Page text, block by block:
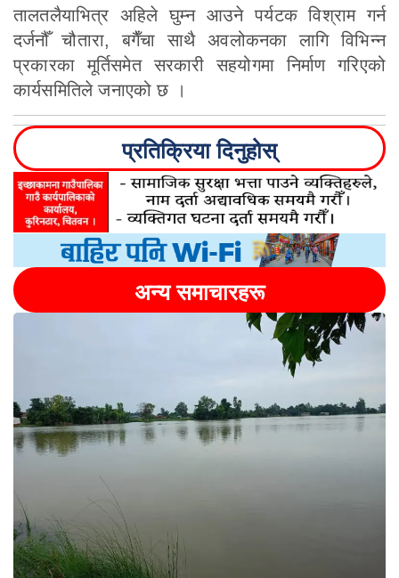
तालतलैयाभित्र अहिले घुम्न आउने पर्यटक विश्राम गर्न
दर्जनौँ चौतारा, बगैँचा साथै अवलोकनका लागि विभिन्न
प्रकारका मूर्तिसमेत सरकारी सहयोगमा निर्माण गरिएको
कार्यसमितिले जनाएको छ ।
प्रतिक्रिया दिनुहोस्
अन्य समाचारहरू